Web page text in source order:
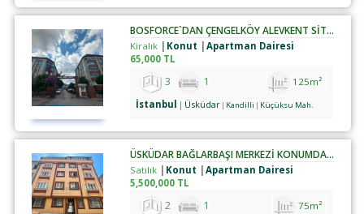
BOSFORCE`DAN ÇENGELKÖY ALEVKENT SİTESİNDE 3+1 KİRALIK DAİRE
Kiralık Konut
Apartman Dairesi
65,000 TL
125m²
3 1
İstanbul Üsküdar Kandilli Küçüksu Mah.
ÜSKÜDAR BAĞLARBAŞI MERKEZİ KONUMDA SATILIK 2+1 DAİRE
Satılık Konut
Apartman Dairesi
5,500,000 TL
75m²
2 1